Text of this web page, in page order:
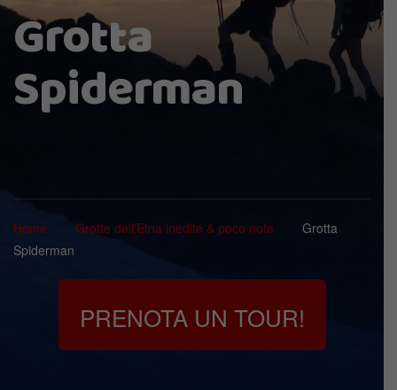
Grotta
Spiderman
Home Grotte dell'Etna inedite & poco note
Grotta
Spiderman
PRENOTA UN TOUR!